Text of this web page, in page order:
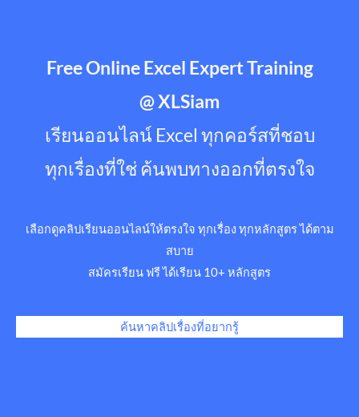
Free Online Excel Expert Training
@ XLSiam
เรียนออนไลน์ Excel ทุกคอร์สที่ชอบ
ทุกเรื่องที่ใช่ ค้นพบทางออกที่ตรงใจ
เลือกดูคลิปเรียนออนไลน์ให้ตรงใจ ทุกเรื่อง ทุกหลักสูตร ได้ตาม
สบาย
สมัครเรียน ฟรี ได้เรียน 10+ หลักสูตร
ค้นหาคลิปเรื่องที่อยากรู้